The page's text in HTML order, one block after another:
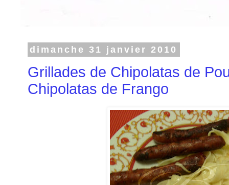
dimanche 31 janvier 2010
Grillades de Chipolatas de
Chipolatas de Frango